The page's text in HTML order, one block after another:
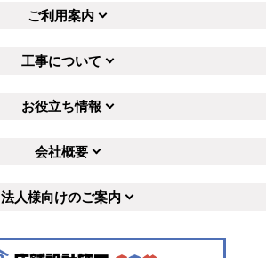
ご利用案内
工事について
お役立ち情報
会社概要
法人様向けのご案内